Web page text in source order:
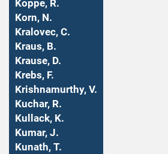
Koppe, R.
Korn, N.
Kralovec, C.
Kraus, B.
Krause, D.
Krebs, F.
Krishnamurthy, V.
Kuchar, R.
Kullack, K.
Kumar, J.
Kunath, T.